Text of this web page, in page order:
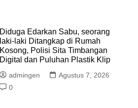
Diduga Edarkan Sabu, seorang
laki-laki Ditangkap di Rumah
Kosong, Polisi Sita Timbangan
Digital dan Puluhan Plastik Klip
admingen
Agustus 7, 2026
0